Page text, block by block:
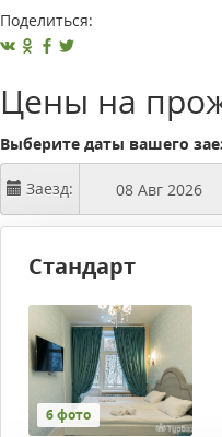
Поделиться:
Цены на
Выберите даты вашего
Заезд:
Стандарт
6 фото